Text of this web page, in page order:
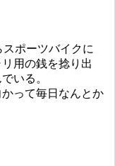
ポーツバイクに
用の銭を捻り出
いる。
って毎日なんとか